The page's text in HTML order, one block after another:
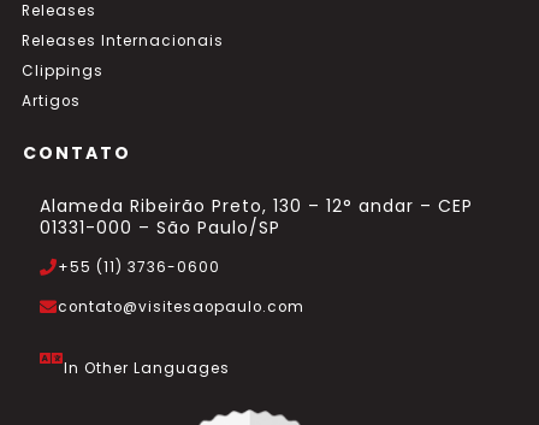
Releases
Releases Internacionais
Clippings
Artigos
CONTATO
Alameda Ribeirão Preto, 130 – 12° andar – CEP
01331-000 – São Paulo/SP
+55 (11) 3736-0600
contato@visitesaopaulo.com
In Other Languages